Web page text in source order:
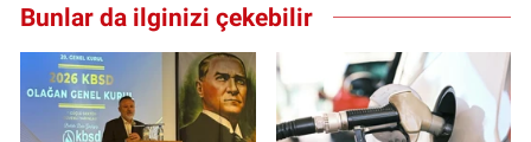
Bunlar da ilginizi çekebilir